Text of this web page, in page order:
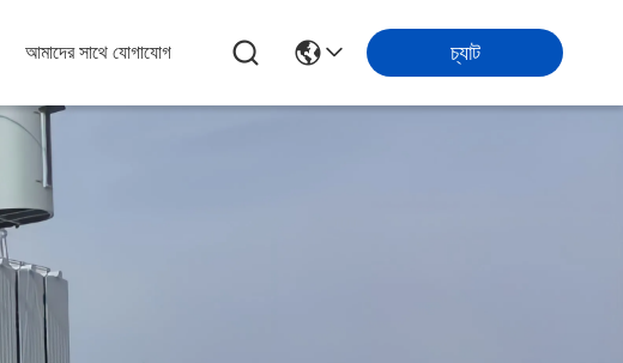
আমাদের সাথে যোগাযোগ চ্যাট